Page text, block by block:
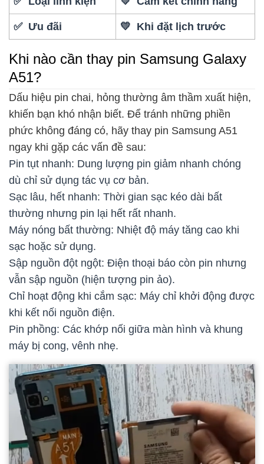
✅ Ưu đãi 💛 Khi đặt lịch trước
Khi nào cần thay pin Samsung Galaxy
A51?
Dấu hiệu pin chai, hỏng thường âm thầm xuất hiện,
khiến bạn khó nhận biết. Để tránh những phiền
phức không đáng có, hãy thay pin Samsung A51
ngay khi gặp các vấn đề sau:
Pin tụt nhanh: Dung lượng pin giảm nhanh chóng
dù chỉ sử dụng tác vụ cơ bản.
Sạc lâu, hết nhanh: Thời gian sạc kéo dài bất
thường nhưng pin lại hết rất nhanh.
Máy nóng bất thường: Nhiệt độ máy tăng cao khi
sạc hoặc sử dụng.
Sập nguồn đột ngột: Điện thoại báo còn pin nhưng
vẫn sập nguồn (hiện tượng pin ảo).
Chỉ hoạt động khi cắm sạc: Máy chỉ khởi động được
khi kết nối nguồn điện.
Pin phồng: Các khớp nối giữa màn hình và khung
máy bị cong, vênh nhẹ.